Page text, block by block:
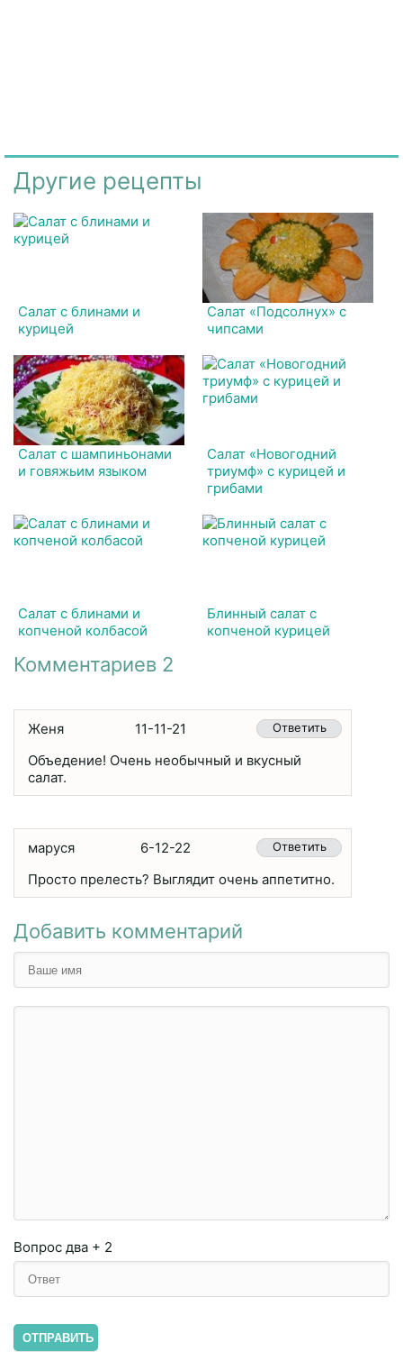
Другие рецепты
Салат с блинами и
курицей
Салат «Подсолнух» с
чипсами
Салат с шампиньонами
и говяжьим языком
Салат «Новогодний
триумф» с курицей и
грибами
Салат с блинами и
копченой колбасой
Блинный салат с
копченой курицей
Комментариев 2
Женя 11-11-21 Ответить
Объедение! Очень необычный и вкусный
салат.
маруся 6-12-22 Ответить
Просто прелесть? Выглядит очень аппетитно.
Добавить комментарий
Вопрос два + 2
ОТПРАВИТЬ